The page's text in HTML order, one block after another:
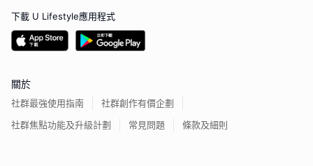
下載 U Lifestyle應用程式
關於
社群最強使用指南
社群創作有價企劃
社群焦點功能及升級計劃
常見問題 條款及細則